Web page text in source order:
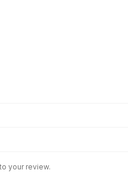
your review.